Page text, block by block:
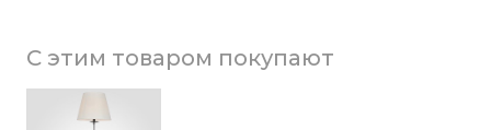
С этим товаром покупают